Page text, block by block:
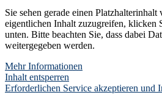
Sie sehen gerade einen Platzhalterinhalt
eigentlichen Inhalt zuzugreifen, klicken
unten. Bitte beachten Sie, dass dabei
weitergegeben werden.
Mehr Informationen
Inhalt entsperren
Erforderlichen Service akzeptieren und